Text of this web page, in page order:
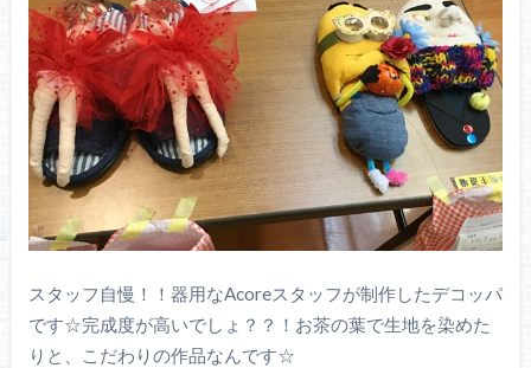
スタッフ自慢！！器用なAcoreスタッフが制作したデコッパ
です☆完成度が高いでしょ？？！お茶の葉で生地を染めた
りと、こだわりの作品なんです☆